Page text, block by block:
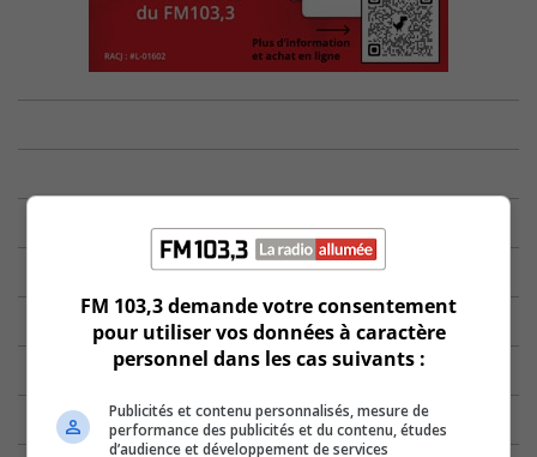
FM 103,3 demande votre consentement
pour utiliser vos données à caractère
personnel dans les cas suivants :
Publicités et contenu personnalisés, mesure de
performance des publicités et du contenu, études
d’audience et développement de services